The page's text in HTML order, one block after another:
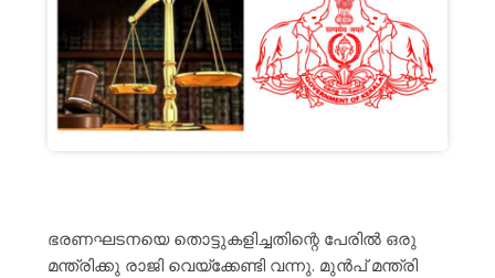
ഭരണഘടനയെ തൊട്ടുകളിച്ചതിന്റെ പേരിൽ ഒരു
മന്ത്രിക്കു രാജി വെയ്ക്കേണ്ടി വന്നു. മുൻപ് മന്ത്രി